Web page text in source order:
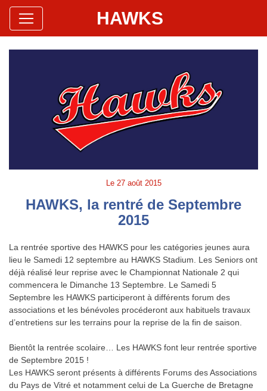
Hawks Baseball Softball
Site Officiel HAWKS
Le 27 août 2015
HAWKS, la rentré de Septembre
2015
La rentrée sportive des HAWKS pour les catégories jeunes aura
lieu le Samedi 12 septembre au HAWKS Stadium. Les Seniors ont
déjà réalisé leur reprise avec le Championnat Nationale 2 qui
commencera le Dimanche 13 Septembre. Le Samedi 5
Septembre les HAWKS participeront à différents forum des
associations et les bénévoles procéderont aux habituels travaux
d’entretiens sur les terrains pour la reprise de la fin de saison.
Bientôt la rentrée scolaire… Les HAWKS font leur rentrée sportive
de Septembre 2015 !
Les HAWKS seront présents à différents Forums des Associations
du Pays de Vitré et notamment celui de La Guerche de Bretagne